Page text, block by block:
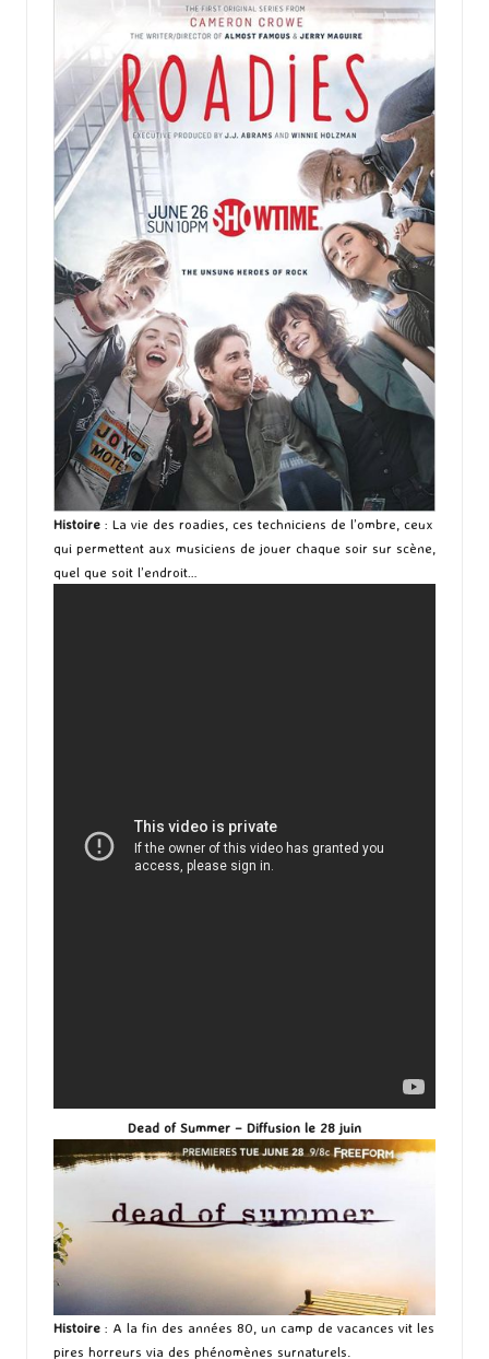
Histoire : La vie des roadies, ces techniciens de l’ombre, ceux
qui permettent aux musiciens de jouer chaque soir sur scène,
quel que soit l’endroit…
Dead of Summer – Diffusion le 28 juin
Histoire : A la fin des années 80, un camp de vacances vit les
pires horreurs via des phénomènes surnaturels.